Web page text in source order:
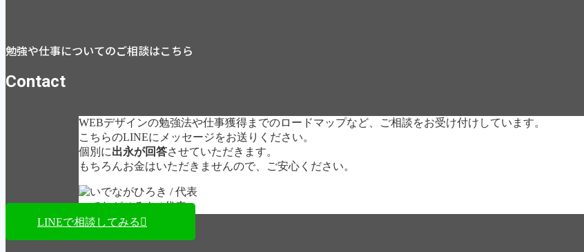
勉強や仕事についてのご相談はこちら
Contact
WEBデザインの勉強法や仕事獲得までのロードマップなど、ご相談をお受け付けしています。
こちらのLINEにメッセージをお送りください。
個別に出永が回答させていただきます。
もちろんお金はいただきませんので、ご安心ください。
いでながひろき / 代表
LINEで相談してみる